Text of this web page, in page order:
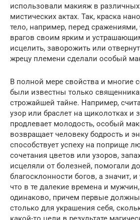
использовали макияж в различных
мистических актах. Так, краска
тело, например, перед сражениями,
врагов своим ярким и
исцелить, заворожить или
жрецу племени сделали особый
В полной мере свойства и многие
были известны только
строжайшей тайне. Например,
узор или браслет на щиколотках и
продлевает молодость, особый
возвращает человеку бодрость и
способствует успеху на поприще
сочетания цветов или узоров,
исцеляли от болезней, помогали
благосклонности богов, а значит,
что в те далекие времена и
одинаково, причем первые
столько для украшения себя,